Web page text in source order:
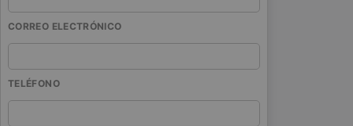
CORREO ELECTRÓNICO
TELÉFONO